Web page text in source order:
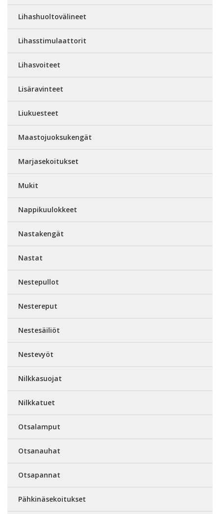
Lihashuoltovälineet
Lihasstimulaattorit
Lihasvoiteet
Lisäravinteet
Liukuesteet
Maastojuoksukengät
Marjasekoitukset
Mukit
Nappikuulokkeet
Nastakengät
Nastat
Nestepullot
Nestereput
Nestesäiliöt
Nestevyöt
Nilkkasuojat
Nilkkatuet
Otsalamput
Otsanauhat
Otsapannat
Pähkinäsekoitukset